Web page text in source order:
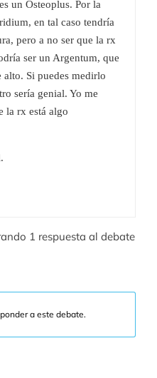
un Osteoplus. Por la
en tal caso tendría
pero a no ser que la rx
ser un Argentum, que
Si puedes medirlo
sería genial. Yo me
la rx está algo
1 respuesta al debate
a este debate.